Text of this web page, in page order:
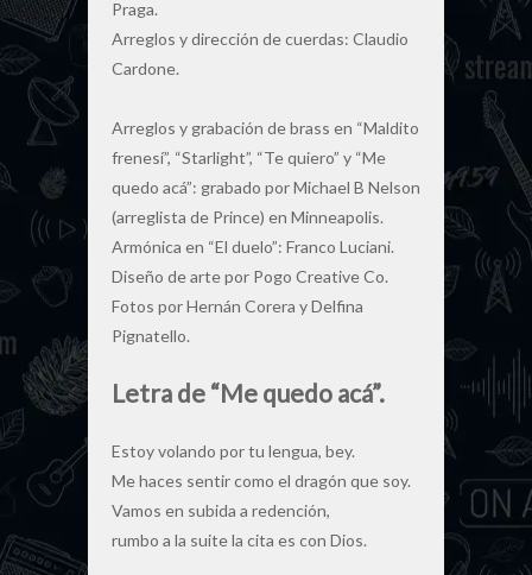
Praga.
Arreglos y dirección de cuerdas: Claudio
Cardone.
Arreglos y grabación de brass en “Maldito
frenesí”, “Starlight”, “Te quiero” y “Me
quedo acá”: grabado por Michael B Nelson
(arreglista de Prince) en Minneapolis.
Armónica en “El duelo”: Franco Luciani.
Diseño de arte por Pogo Creative Co.
Fotos por Hernán Corera y Delfina
Pignatello.
Letra de “Me quedo acá”.
Estoy volando por tu lengua, bey.
Me haces sentir como el dragón que soy.
Vamos en subida a redención,
rumbo a la suite la cita es con Dios.